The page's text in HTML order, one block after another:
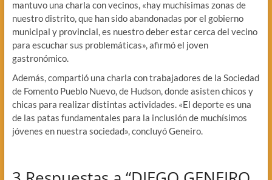
mantuvo una charla con vecinos, «hay muchísimas zonas de
nuestro distrito, que han sido abandonadas por el gobierno
municipal y provincial, es nuestro deber estar cerca del vecino
para escuchar sus problemáticas», afirmó el joven
gastronómico.
Además, compartió una charla con trabajadores de la Sociedad
de Fomento Pueblo Nuevo, de Hudson, donde asisten chicos y
chicas para realizar distintas actividades. «El deporte es una
de las patas fundamentales para la inclusión de muchísimos
jóvenes en nuestra sociedad», concluyó Geneiro.